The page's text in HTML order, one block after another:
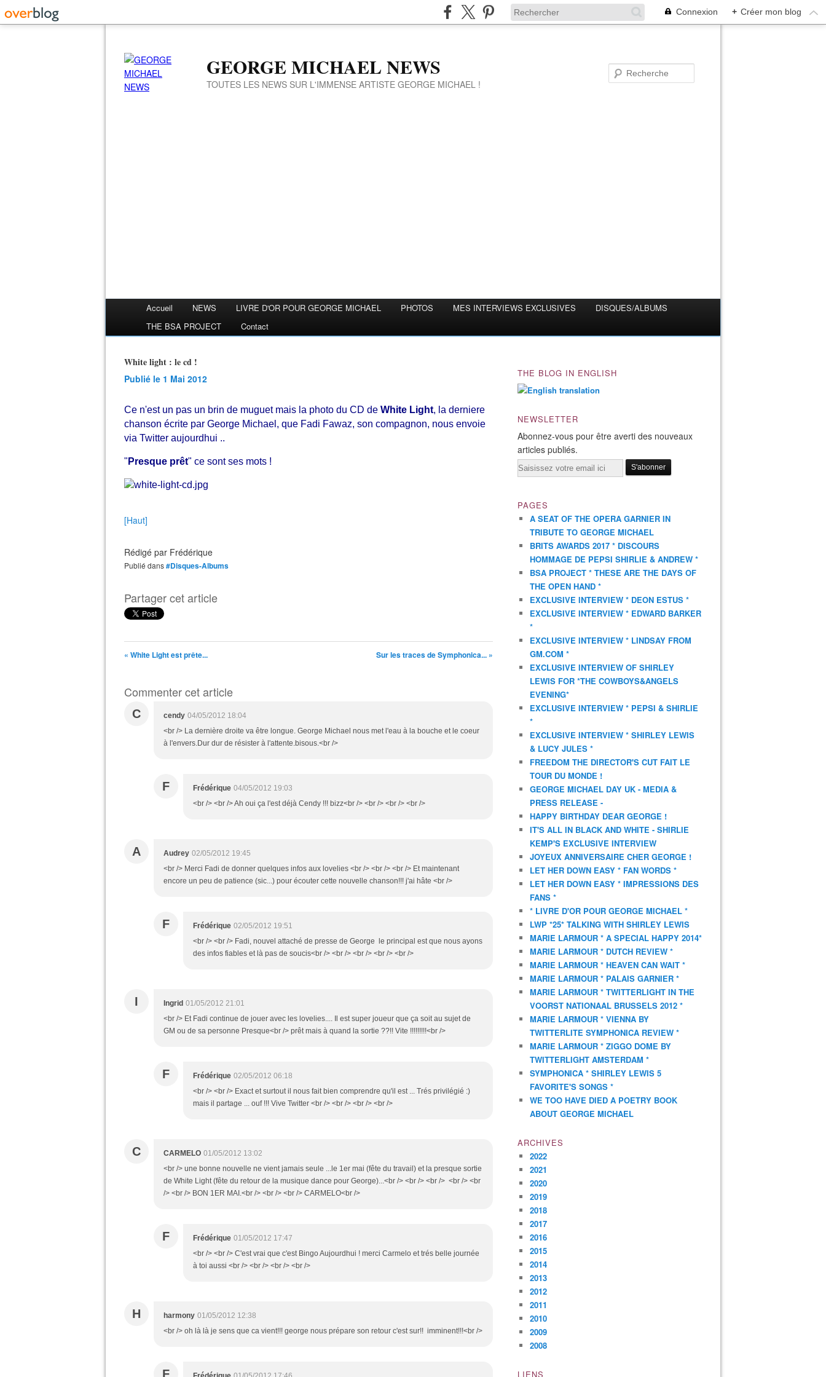
Connexion + Créer mon blog
GEORGE MICHAEL NEWS
TOUTES LES NEWS SUR L'IMMENSE ARTISTE GEORGE MICHAEL !
Accueil NEWS LIVRE D'OR POUR GEORGE MICHAEL PHOTOS MES INTERVIEWS EXCLUSIVES
DISQUES/ALBUMS
THE BSA PROJECT
Contact
White light : le cd !
Publié le 1 Mai 2012
Ce n'est un pas un brin de muguet mais la photo du CD de White Light, la derniere
chanson écrite par George Michael, que Fadi Fawaz, son compagnon, nous envoie
via Twitter aujourdhui ..
" Presque prêt" ce sont ses mots !
[Haut]
Rédigé par Frédérique
Publié dans#Disques-Albums
Partager cet article
« White Light est prête... Sur les traces de Symphonica... »
Commenter cet article
C cendy 04/05/2012 18:04
<br /> La dernière droite va être longue. George Michael nous met l'eau à la bouche et le coeur
à l'envers.Dur dur de résister à l'attente.bisous.<br />
F Frédérique 04/05/2012 19:03
<br /> <br /> Ah oui ça l'est déjà Cendy !!! bizz<br /> <br /> <br /> <br />
A Audrey 02/05/2012 19:45
<br /> Merci Fadi de donner quelques infos aux lovelies <br /> <br /> <br /> Et maintenant
encore un peu de patience (sic...) pour écouter cette nouvelle chanson!!! j'ai hâte <br />
F Frédérique 02/05/2012 19:51
<br /> <br /> Fadi, nouvel attaché de presse de George le principal est que nous ayons
des infos fiables et là pas de soucis<br /> <br /> <br /> <br /> <br />
I Ingrid 01/05/2012 21:01
<br /> Et Fadi continue de jouer avec les lovelies.... Il est super joueur que ça soit au sujet de
GM ou de sa personne Presque<br /> prêt mais à quand la sortie ??!! Vite !!!!!!!!!<br />
F Frédérique 02/05/2012 06:18
<br /> <br /> Exact et surtout il nous fait bien comprendre qu'il est ... Trés privilégié :)
mais il partage ... ouf !!! Vive Twitter <br /> <br /> <br /> <br />
C CARMELO 01/05/2012 13:02
<br /> une bonne nouvelle ne vient jamais seule ...le 1er mai (fête du travail) et la presque sortie
de White Light (fête du retour de la musique dance pour George)...<br /> <br /> <br /> <br /> <br
/> <br /> BON 1ER MAI.<br /> <br /> <br /> CARMELO<br />
F Frédérique 01/05/2012 17:47
<br /> <br /> C'est vrai que c'est Bingo Aujourdhui ! merci Carmelo et trés belle journée
à toi aussi <br /> <br /> <br /> <br />
H harmony 01/05/2012 12:38
<br /> oh là là je sens que ca vient!!! george nous prépare son retour c'est sur!! imminent!!!<br />
F
THE BLOG IN ENGLISH
NEWSLETTER
Abonnez-vous pour être averti des nouveaux
articles publiés.
Email
PAGES
A SEAT OF THE OPERA GARNIER IN
TRIBUTE TO GEORGE MICHAEL
BRITS AWARDS 2017 * DISCOURS
HOMMAGE DE PEPSI SHIRLIE & ANDREW *
BSA PROJECT * THESE ARE THE DAYS OF
THE OPEN HAND *
EXCLUSIVE INTERVIEW * DEON ESTUS *
EXCLUSIVE INTERVIEW * EDWARD BARKER
*
EXCLUSIVE INTERVIEW * LINDSAY FROM
GM.COM *
EXCLUSIVE INTERVIEW OF SHIRLEY
LEWIS FOR *THE COWBOYS&ANGELS
EVENING*
EXCLUSIVE INTERVIEW * PEPSI & SHIRLIE
*
EXCLUSIVE INTERVIEW * SHIRLEY LEWIS
& LUCY JULES *
FREEDOM THE DIRECTOR'S CUT FAIT LE
TOUR DU MONDE !
GEORGE MICHAEL DAY UK - MEDIA &
PRESS RELEASE -
HAPPY BIRTHDAY DEAR GEORGE !
IT'S ALL IN BLACK AND WHITE - SHIRLIE
KEMP'S EXCLUSIVE INTERVIEW
JOYEUX ANNIVERSAIRE CHER GEORGE !
LET HER DOWN EASY * FAN WORDS *
LET HER DOWN EASY * IMPRESSIONS DES
FANS *
* LIVRE D'OR POUR GEORGE MICHAEL *
LWP *25* TALKING WITH SHIRLEY LEWIS
MARIE LARMOUR * A SPECIAL HAPPY 2014*
MARIE LARMOUR * DUTCH REVIEW *
MARIE LARMOUR * HEAVEN CAN WAIT *
MARIE LARMOUR * PALAIS GARNIER *
MARIE LARMOUR * TWITTERLIGHT IN THE
VOORST NATIONAAL BRUSSELS 2012 *
MARIE LARMOUR * VIENNA BY
TWITTERLITE SYMPHONICA REVIEW *
MARIE LARMOUR * ZIGGO DOME BY
TWITTERLIGHT AMSTERDAM *
SYMPHONICA * SHIRLEY LEWIS 5
FAVORITE'S SONGS *
WE TOO HAVE DIED A POETRY BOOK
ABOUT GEORGE MICHAEL
ARCHIVES
2022
2021
2020
2019
2018
2017
2016
2015
2014
2013
2012
2011
2010
2009
2008
LIENS